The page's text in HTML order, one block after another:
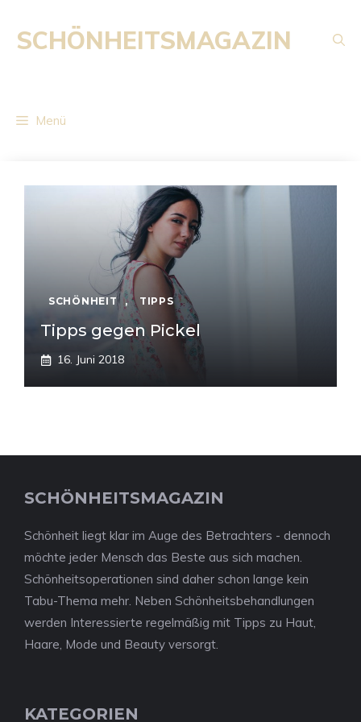
Inhalt
springen
SCHÖNHEITSMAGAZIN
Menü
SCHÖNHEIT , TIPPS
Tipps gegen Pickel
16. Juni 2018
SCHÖNHEITSMAGAZIN
Schönheit liegt klar im Auge des Betrachters - dennoch
möchte jeder Mensch das Beste aus sich machen.
Schönheitsoperationen sind daher schon lange kein
Tabu-Thema mehr. Neben Schönheitsbehandlungen
werden Interessierte regelmäßig mit Tipps zu Haut,
Haare, Mode und Beauty versorgt.
KATEGORIEN